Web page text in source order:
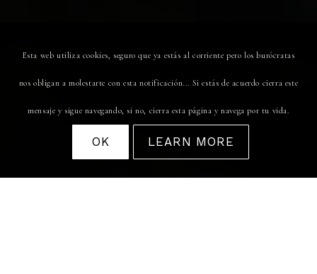
Esta web utiliza cookies, seguro que ya estás al corriente pero los burócratas
nos obligan a molestarte con esta notificación... Si estás de acuerdo cierra este
mensaje y sigue navegando, si no, cierra esta página y navega por tu vida.
OK LEARN MORE